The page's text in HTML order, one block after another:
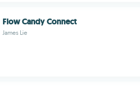
Flow Candy Connect
James Lie